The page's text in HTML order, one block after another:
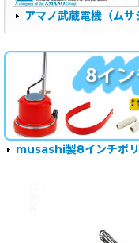
アマノ武蔵電機（ム
musashi製8インチポリ